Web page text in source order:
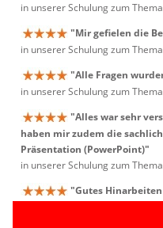
in unserer Schulung zum
"Mir gefielen die
in unserer Schulung zum
"Alle Fragen
in unserer Schulung zum
"Alles war sehr
haben mir zudem die
Präsentation (PowerPoint)"
in unserer Schulung zum
"Gutes